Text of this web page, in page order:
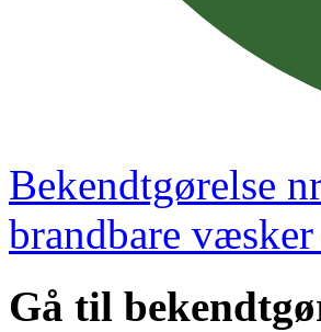
Bekendtgørelse
brandbare
Gå til